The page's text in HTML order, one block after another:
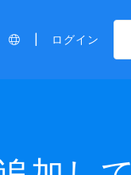
ログイン